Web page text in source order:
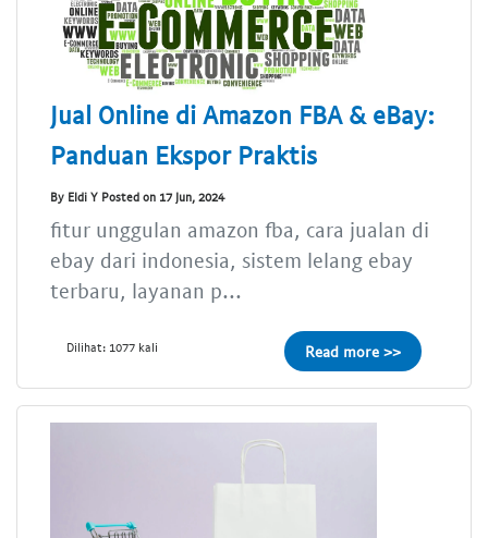
Jual Online di Amazon FBA & eBay:
Panduan Ekspor Praktis
By Eldi Y Posted on 17 Jun, 2024
fitur unggulan amazon fba, cara jualan di
ebay dari indonesia, sistem lelang ebay
terbaru, layanan p...
Dilihat: 1077 kali Read more >>